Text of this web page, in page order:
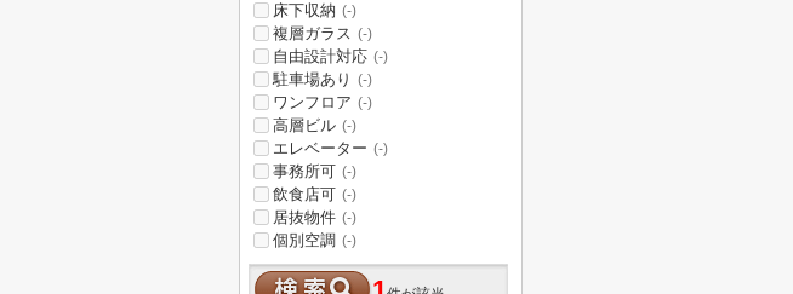
床下収納 (-)
複層ガラス (-)
自由設計対応 (-)
駐車場あり (-)
ワンフロア (-)
高層ビル (-)
エレベーター (-)
事務所可 (-)
飲食店可 (-)
居抜物件 (-)
個別空調 (-)